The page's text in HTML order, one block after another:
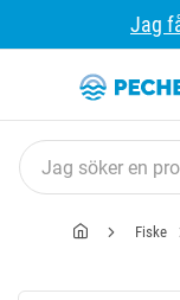
Jag
Fiske